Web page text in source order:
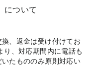
について
、返金は受け付けてお
り、対応期間内に電話も
たもののみ原則対応い